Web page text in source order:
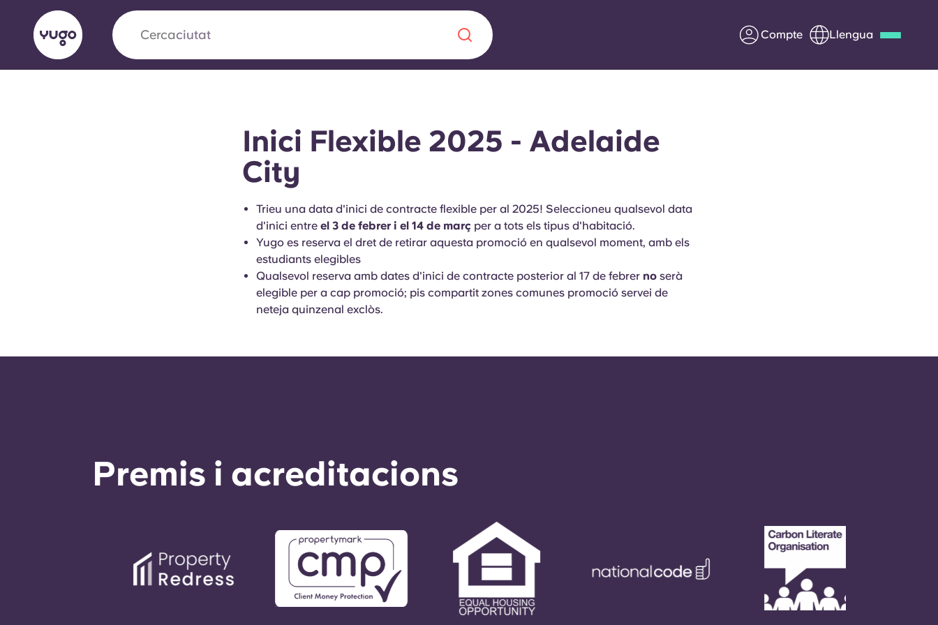
Cercaciutat Compte Llengua
Yugo x VCARB: Impulsant una nova era
en l'habitatge per a estudiants
Yugo La col·laboració pionera de amb VCARB fomenta la
innovació, l'ambició i els moments inoblidables per als estudiants.
Sobre nosaltres
Col·laborar amb Yugo
Preguntes freqüents
Informació per a pares
Bloc
Inici Flexible 2025 - Adelaide
City
Trieu una data d'inici de contracte flexible per al 2025! Seleccioneu qualsevol data
d'inici entre el 3 de febrer i el 14 de març per a tots els tipus d'habitació.
Yugo es reserva el dret de retirar aquesta promoció en qualsevol moment, amb els
estudiants elegibles
Qualsevol reserva amb dates d'inici de contracte posterior al 17 de febrer no serà
elegible per a cap promoció; pis compartit zones comunes promoció servei de
neteja quinzenal exclòs.
Premis i acreditacions